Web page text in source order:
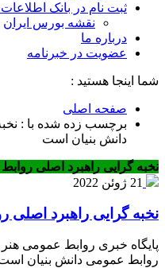
ثبت نام در بانک
نقشه بورس ایران
درباره ما
عضويت در خبرنامه
شما اینجا هستید :
صفحه اصلی
برچسب زده شده با :
دانش بنیان است
نخبه گرایی راهبرد اصلی
21 ژوئن 2022
نخبه گرایی راهبرد
پایگاه خبری روابط عمومی
روابط عمومی دانش بنیان